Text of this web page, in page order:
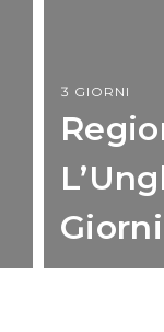
3 GIORNI
Giorni